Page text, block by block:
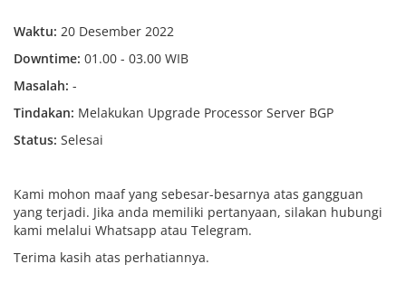
Waktu: 20 Desember 2022
Downtime: 01.00 - 03.00 WIB
Masalah: -
Tindakan: Melakukan Upgrade Processor Server BGP
Status: Selesai
Kami mohon maaf yang sebesar-besarnya atas gangguan
yang terjadi. Jika anda memiliki pertanyaan, silakan hubungi
kami melalui Whatsapp atau Telegram.
Terima kasih atas perhatiannya.